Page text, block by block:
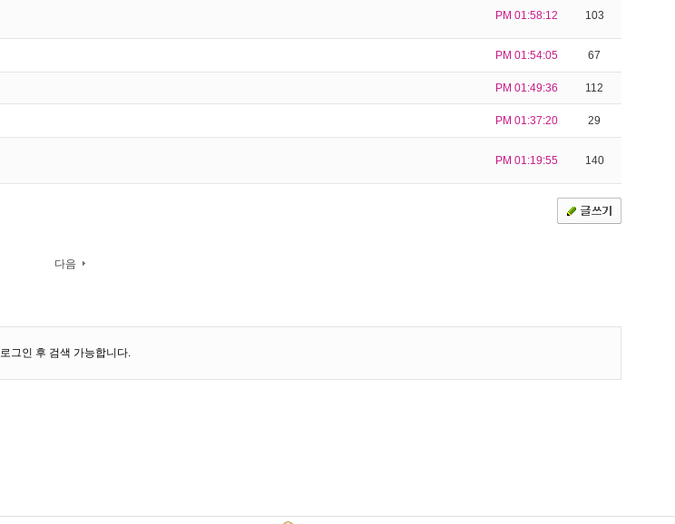
PM 01:58:12 103
PM 01:54:05 67
PM 01:49:36 112
PM 01:37:20 29
PM 01:19:55 140
다음
로그인 후 검색 가능합니다.